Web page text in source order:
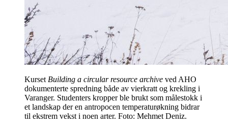
Kurset Building a circular resource archive ved AHO
dokumenterte spredning både av vierkratt og krekling i
Varanger. Studenters kropper ble brukt som målestokk i
et landskap der en antropocen temperaturøkning bidrar
til ekstrem vekst i noen arter. Foto: Mehmet Deniz.